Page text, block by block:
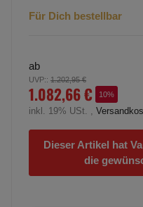
Für Dich bestellbar
ab
UVP:: 1.202,95 €
1.082,66 € 10%
inkl. 19% USt. ,
Dieser Artikel hat
die